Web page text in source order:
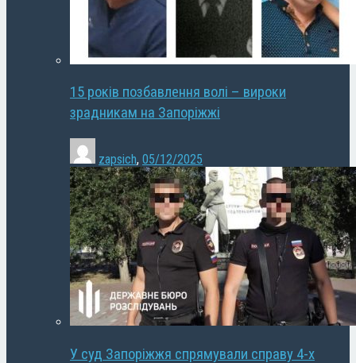
15 років позбавлення волі – вироки
зрадникам на Запоріжжі
zapsich, 05/12/2025
У суд Запоріжжя спрямували справу 4-х